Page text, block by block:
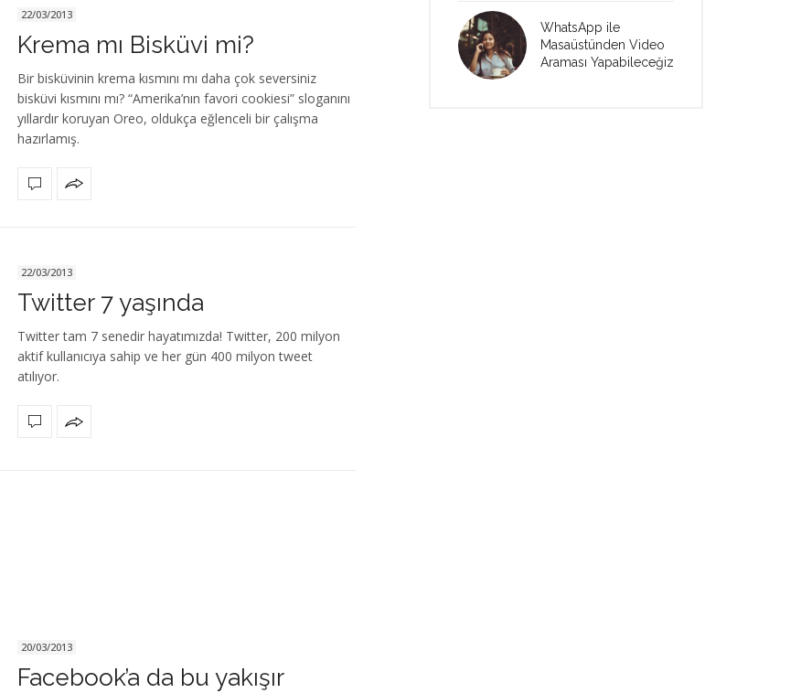
22/03/2013
Krema mı Bisküvi mi?
Bir bisküvinin krema kısmını mı daha çok seversiniz
bisküvi kısmını mı? “Amerika’nın favori cookiesi” sloganını
yıllardır koruyan Oreo, oldukça eğlenceli bir çalışma
hazırlamış.
22/03/2013
Twitter 7 yaşında
Twitter tam 7 senedir hayatımızda! Twitter, 200 milyon
aktif kullanıcıya sahip ve her gün 400 milyon tweet
atılıyor.
20/03/2013
Facebook’a da bu yakışır
WhatsApp ile
Masaüstünden Video
Araması Yapabileceğiz